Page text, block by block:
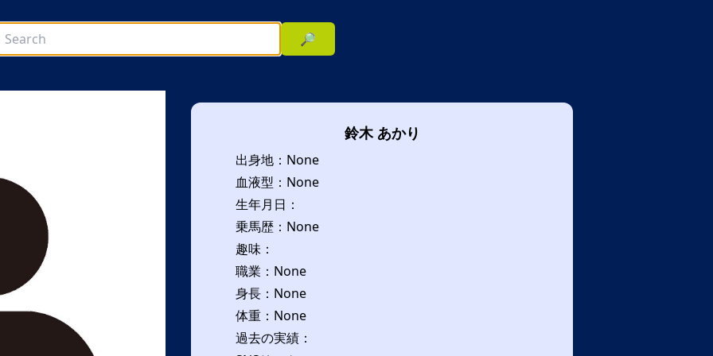
🔎
鈴木 あかり
出身地：None
血液型：None
生年月日：
乗馬歴：None
趣味：
職業：None
身長：None
体重：None
過去の実績：